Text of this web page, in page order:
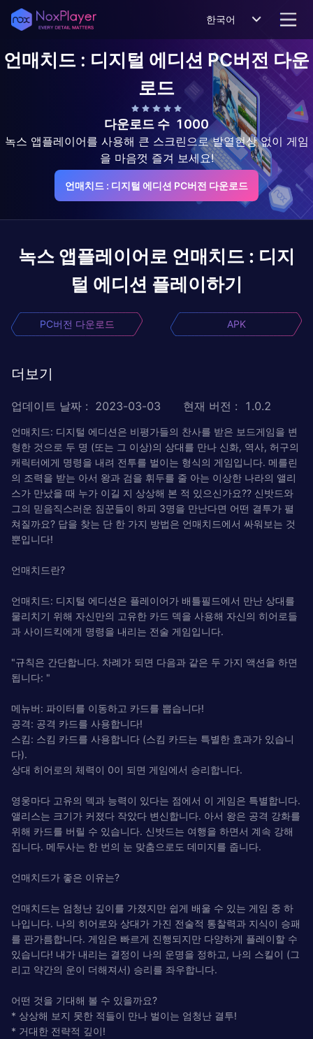
한국어
언매치드 : 디지털 에디션 PC버전 다운
로드
다운로드 수 1000
녹스 앱플레이어를 사용해 큰 스크린으로 발열현상 없이 게임
을 마음껏 즐겨 보세요!
언매치드 : 디지털 에디션 PC버전 다운로드
녹스 앱플레이어로 언매치드 : 디지
털 에디션 플레이하기
PC버전 다운로드 APK
더보기
업데이트 날짜 : 2023-03-03 현재 버전 : 1.0.2
언매치드: 디지털 에디션은 비평가들의 찬사를 받은 보드게임을 변
형한 것으로 두 명 (또는 그 이상)의 상대를 만나 신화, 역사, 허구의
캐릭터에게 명령을 내려 전투를 벌이는 형식의 게임입니다. 메를린
의 조력을 받는 아서 왕과 검을 휘두를 줄 아는 이상한 나라의 앨리
스가 만났을 때 누가 이길 지 상상해 본 적 있으신가요?? 신밧드와
그의 믿음직스러운 짐꾼들이 하피 3명을 만난다면 어떤 결투가 펼
쳐질까요? 답을 찾는 단 한 가지 방법은 언매치드에서 싸워보는 것
뿐입니다!
언매치드란?
언매치드: 디지털 에디션은 플레이어가 배틀필드에서 만난 상대를
물리치기 위해 자신만의 고유한 카드 덱을 사용해 자신의 히어로들
과 사이드킥에게 명령을 내리는 전술 게임입니다.
"규칙은 간단합니다. 차례가 되면 다음과 같은 두 가지 액션을 하면
됩니다: "
메뉴버: 파이터를 이동하고 카드를 뽑습니다!
공격: 공격 카드를 사용합니다!
스킴: 스킴 카드를 사용합니다 (스킴 카드는 특별한 효과가 있습니
다).
상대 히어로의 체력이 0이 되면 게임에서 승리합니다.
영웅마다 고유의 덱과 능력이 있다는 점에서 이 게임은 특별합니다.
앨리스는 크기가 커졌다 작았다 변신합니다. 아서 왕은 공격 강화를
위해 카드를 버릴 수 있습니다. 신밧드는 여행을 하면서 계속 강해
집니다. 메두사는 한 번의 눈 맞춤으로도 데미지를 줍니다.
언매치드가 좋은 이유는?
언매치드는 엄청난 깊이를 가졌지만 쉽게 배울 수 있는 게임 중 하
나입니다. 나의 히어로와 상대가 가진 전술적 통찰력과 지식이 승패
를 판가름합니다. 게임은 빠르게 진행되지만 다양하게 플레이할 수
있습니다! 내가 내리는 결정이 나의 운명을 정하고, 나의 스킬이 (그
리고 약간의 운이 더해져서) 승리를 좌우합니다.
어떤 것을 기대해 볼 수 있을까요?
* 상상해 보지 못한 적들이 만나 벌이는 엄청난 결투!
* 거대한 전략적 깊이!